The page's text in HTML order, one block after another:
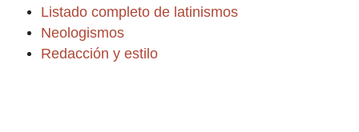
Listado completo de latinismos
Neologismos
Redacción y estilo